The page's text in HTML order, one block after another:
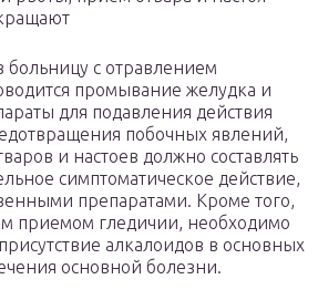
с отравлением
промывание желудка и
для подавления действия
побочных явлений,
и настоев должно составлять
симптоматическое действие,
препаратами. Кроме того,
приемом гледичии, необходимо
алкалоидов в основных
основной болезни.